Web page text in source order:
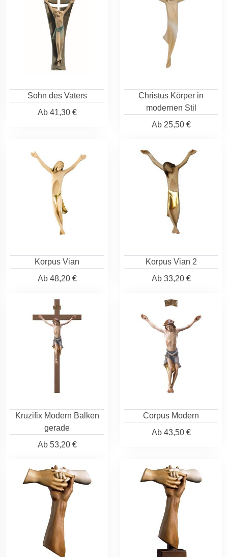
Sohn des Vaters
Ab41,30 €
Christus Körper in
modernen Stil
Ab25,50 €
Korpus Vian
Ab48,20 €
Korpus Vian 2
Ab33,20 €
Kruzifix Modern Balken
gerade
Ab53,20 €
Corpus Modern
Ab43,50 €